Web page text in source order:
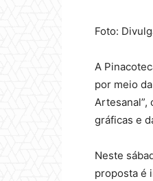
Foto:
A
por meio
Artesanal”,
gráficas e
Neste
proposta é